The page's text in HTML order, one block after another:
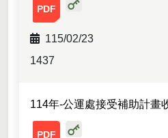
114年-捷工處接受補助計畫
115/02/23
1437
114年-公運處接受補助計畫
114年-公運處接受補助計畫